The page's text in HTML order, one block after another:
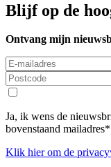
Blijf op de
Ontvang mijn
Ja, ik wens de
bovenstaand mailadres*
Klik hierom de